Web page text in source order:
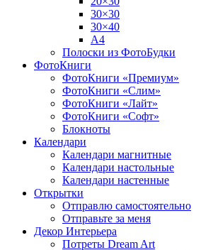
30×30
30×40
A4
Полоски из ФотоБудки
ФотоКниги
ФотоКниги «Премиум»
ФотоКниги «Слим»
ФотоКниги «Лайт»
ФотоКниги «Софт»
Блокноты
Календари
Календари магнитные
Календари настольные
Календари настенные
Открытки
Отправлю самостоятельно
Отправьте за меня
Декор Интерьера
Потреты Dream Art